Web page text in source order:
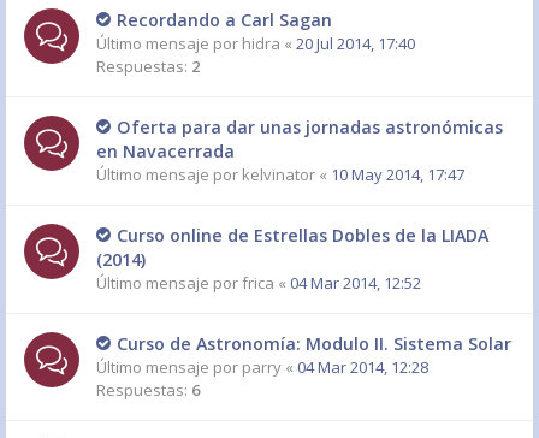
Recordando a Carl Sagan
Último mensaje por hidra « 20 Jul 2014, 17:40
Respuestas: 2
Oferta para dar unas jornadas astronómicas
en Navacerrada
Último mensaje por kelvinator « 10 May 2014, 17:47
Curso online de Estrellas Dobles de la LIADA
(2014)
Último mensaje porfrica « 04 Mar 2014, 12:52
Curso de Astronomía: Modulo II. Sistema Solar
Último mensaje por parry « 04 Mar 2014, 12:28
Respuestas: 6